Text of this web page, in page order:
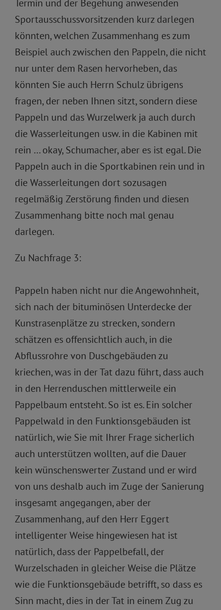
Termin und der Begehung anwesenden
Sportausschussvorsitzenden kurz darlegen
könnten, welchen Zusammenhang es zum
Beispiel auch zwischen den Pappeln, die nicht
nur unter dem Rasen hervorheben, das
könnten Sie auch Herrn Schulz übrigens
fragen, der neben Ihnen sitzt, sondern diese
Pappeln und das Wurzelwerk ja auch durch
die Wasserleitungen usw. in die Kabinen mit
rein … okay, Schumacher, aber es ist egal. Die
Pappeln auch in die Sportkabinen rein und in
die Wasserleitungen dort sozusagen
regelmäßig Zerstörung finden und diesen
Zusammenhang bitte noch mal genau
darlegen.
Zu Nachfrage 3:
Pappeln haben nicht nur die Angewohnheit,
sich nach der bituminösen Unterdecke der
Kunstrasenplätze zu strecken, sondern
schätzen es offensichtlich auch, in die
Abflussrohre von Duschgebäuden zu
kriechen, was in der Tat dazu führt, dass auch
in den Herrenduschen mittlerweile ein
Pappelbaum entsteht. So ist es. Ein solcher
Pappelwald in den Funktionsgebäuden ist
natürlich, wie Sie mit Ihrer Frage sicherlich
auch unterstützen wollten, auf die Dauer
kein wünschenswerter Zustand und er wird
von uns deshalb auch im Zuge der Sanierung
insgesamt angegangen, aber der
Zusammenhang, auf den Herr Eggert
intelligenter Weise hingewiesen hat ist
natürlich, dass der Pappelbefall, der
Wurzelschaden in gleicher Weise die Plätze
wie die Funktionsgebäude betrifft, so dass es
Sinn macht, dies in der Tat in einem Zug zu